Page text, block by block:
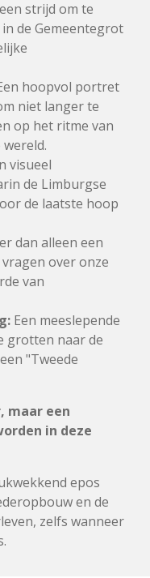
strijd om te
de Gemeentegrot
hoopvol portret
niet langer te
op het ritme van
visueel
de Limburgse
de laatste hoop
dan alleen een
over onze
van
Een meeslepende
grotten naar de
"Tweede
maar een
in deze
epos
en de
zelfs wanneer